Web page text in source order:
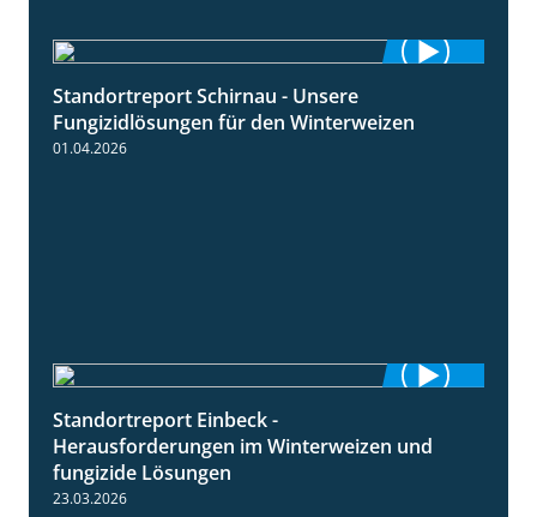
Standortreport Schirnau - Unsere
Fungizidlösungen für den Winterweizen
01.04.2026
Standortreport Einbeck -
Herausforderungen im Winterweizen und
fungizide Lösungen
23.03.2026